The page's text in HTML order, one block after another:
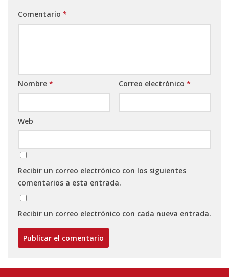
Comentario *
Nombre * Correo electrónico *
Web
Recibir un correo electrónico con los siguientes
comentarios a esta entrada.
Recibir un correo electrónico con cada nueva entrada.